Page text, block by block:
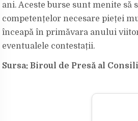
ani. Aceste burse sunt menite
competențelor necesare pieței
înceapă în primăvara anului
eventualele contestații.
Sursa: Biroul de Presă al